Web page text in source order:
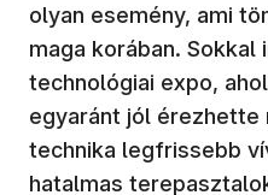
olyan esemény, ami
maga korában.
technológiai expo,
egyaránt jól érezhette
technika legfrissebb
hatalmas